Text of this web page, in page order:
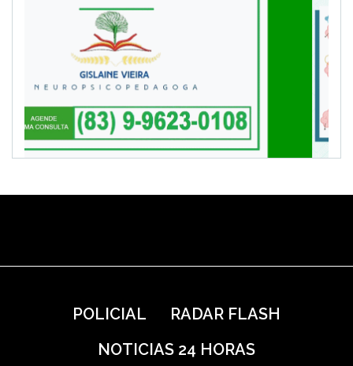
POLICIAL
RADAR FLASH
NOTICIAS 24 HORAS